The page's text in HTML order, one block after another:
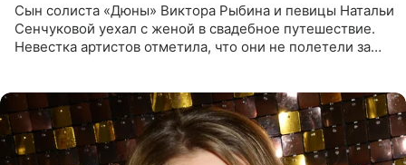
Сын солиста «Дюны» Виктора Рыбина и певицы Натальи
Сенчуковой уехал с женой в свадебное путешествие.
Невестка артистов отметила, что они не полетели за